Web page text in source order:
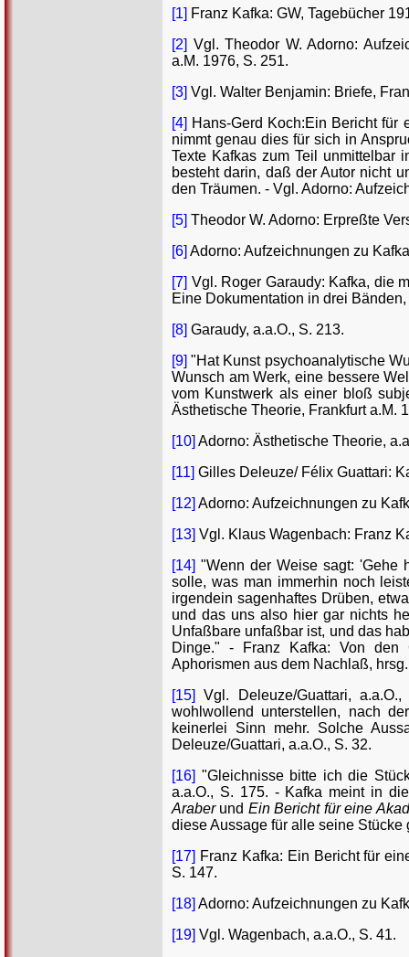
[1] Franz Kafka: GW, Tagebücher
[2] Vgl. Theodor W. Adorno:
a.M. 1976, S. 251.
[3] Vgl. Walter Benjamin: Briefe,
[4] Hans-Gerd Koch:Ein Bericht für
nimmt genau dies für sich in
Texte Kafkas zum Teil unmittelbar
besteht darin, daß der Autor nicht
den Träumen. - Vgl. Adorno:
[5] Theodor W. Adorno: Erpreßte
[6] Adorno: Aufzeichnungen zu
[7] Vgl. Roger Garaudy: Kafka, die
Eine Dokumentation in drei
[8] Garaudy, a.a.O., S. 213.
[9] "Hat Kunst psychoanalytische
Wunsch am Werk, eine bessere
vom Kunstwerk als einer bloß
Ästhetische Theorie, Frankfurt a.M.
[10] Adorno: Ästhetische Theorie,
[11] Gilles Deleuze/ Félix Guattari:
[12] Adorno: Aufzeichnungen zu
[13] Vgl. Klaus Wagenbach: Franz
[14] "Wenn der Weise sagt: 'Gehe
solle, was man immerhin noch
irgendein sagenhaftes Drüben,
und das uns also hier gar nichts
Unfaßbare unfaßbar ist, und das
Dinge." - Franz Kafka: Von den
Aphorismen aus dem Nachlaß,
[15]
Vgl. Deleuze/Guattari,
wohlwollend unterstellen, nach
keinerlei Sinn mehr. Solche
Deleuze/Guattari, a.a.O., S. 32.
[16] "Gleichnisse bitte ich die
a.a.O., S. 175. - Kafka meint in
Araberund Ein Bericht für eine
diese Aussage für alle seine Stücke
[17] Franz Kafka: Ein Bericht für
S. 147.
[18] Adorno: Aufzeichnungen zu
[19] Vgl. Wagenbach, a.a.O., S. 41.